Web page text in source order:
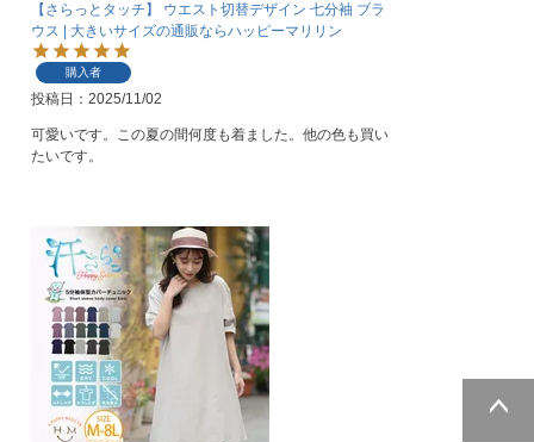
【さらっとタッチ】 ウエスト切替デザイン 七分袖 ブラ
ウス | 大きいサイズの通販ならハッピーマリリン
購入者
投稿日 2025/11/02
可愛いです。この夏の間何度も着ました。他の色も買い
たいです。